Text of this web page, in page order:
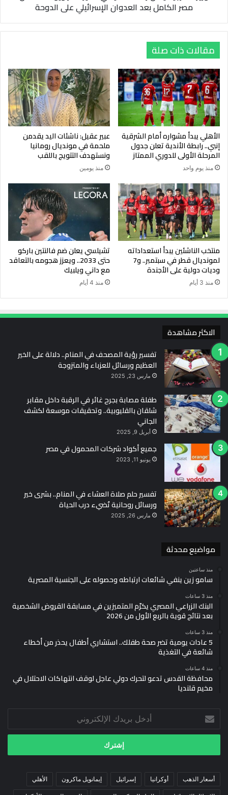
على
الدوحة
مصر الكامل بعد العدوان الإسرائيلي على الدوحة
مقالات ذات صلة
الأهلي يبدأ مشواره أمام الشرقية
إنبي.. رابطة الأندية تعلن جدول
المرحلة الأولى للدوري الممتاز
منذ يوم واحد
عبير عقيل: ناشئات اليد يقدمن
ملحمة في مونديال رومانيا
ونستهدف التتويج باللقب
منذ يومين
منتخب الناشئين يبدأ استعداداته
لمونديال قطر في سبتمبر.. و7
وديات دولية على الأجندة
منذ 3 أيام
تشيلسي يعلن ضم فالنتين باركو
حتى 2033.. ويعزز هجومه بالتعاقد
مع داني ويلبيك
منذ 4 أيام
الاكثر مشاهدة
تفسير رؤية المصحف في المنام.. دلالة على الخير
العظيم ورسائل للعزباء والمتزوجة
مارس 23, 2025
طفلة مصابة بجرح غائر في الرقبة داخل مقابر
شلقان بالقليوبية.. وتحقيقات موسعة لكشف
الجاني
أبريل 9, 2025
جميع أكواد شركات المحمول في مصر
يونيو 11, 2023
تفسير حلم صلاة العشاء في المنام.. بشرى خير
ورسائل روحانية تُضيء درب الحياة
مارس 26, 2025
مواضيع محدثة
منذ ساعتين
سامو زين ينفي شائعات ارتباطه وحصوله على الجنسية المصرية
منذ 3 ساعات
البنك الزراعي المصري يكرّم المتميزين في مسابقة القروض الشخصية
بعد نتائج قوية بالربع الأول من 2026
منذ 3 ساعات
5 عادات يومية تضر صحة طفلك.. استشاري أطفال يحذر من أخطاء
شائعة في التغذية
منذ 4 ساعات
محافظة القدس تدعو لتحرك دولي عاجل لوقف انتهاكات الاحتلال في
مخيم قلنديا
بريدك
الإلكتروني
أسعار الذهب أوكرانيا إسرائيل إيمانويل ماكرون الأهلي